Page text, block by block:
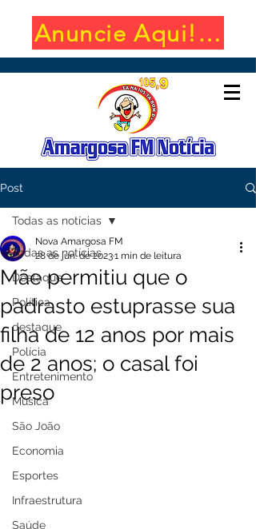
Anuncie Aqui!
Post
Todas as notícias
Destaque
Política
destaque
Polícia
Entretenimento
Música
São João
Economia
Esportes
Infraestrutura
Saúde
Todas as notícias
Mãe permitiu que o
padrasto estuprasse sua
filha de 12 anos por mais
de 2 anos; o casal foi
preso
Nova Amargosa FM
28 de jun. de 20231 min de leitura